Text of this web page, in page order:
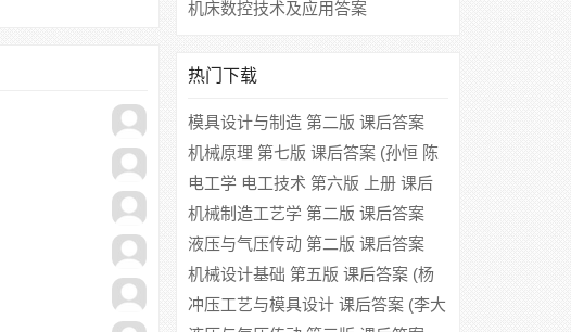
机床数控技术及应用答案
热门下载
模具设计与制造 第二版 课后答案
(李奇 朱江峰)
机械原理 第七版 课后答案 (孙恒 陈
作模 葛文杰)
电工学 电工技术 第六版 上册 课后
答案 (秦曾煌)
机械制造工艺学 第二版 课后答案
(王先逵)
液压与气压传动 第二版 课后答案
(王积伟 章宏甲)
机械设计基础 第五版 课后答案 (杨
可桢 程光蕴 李仲生)
冲压工艺与模具设计 课后答案 (李大